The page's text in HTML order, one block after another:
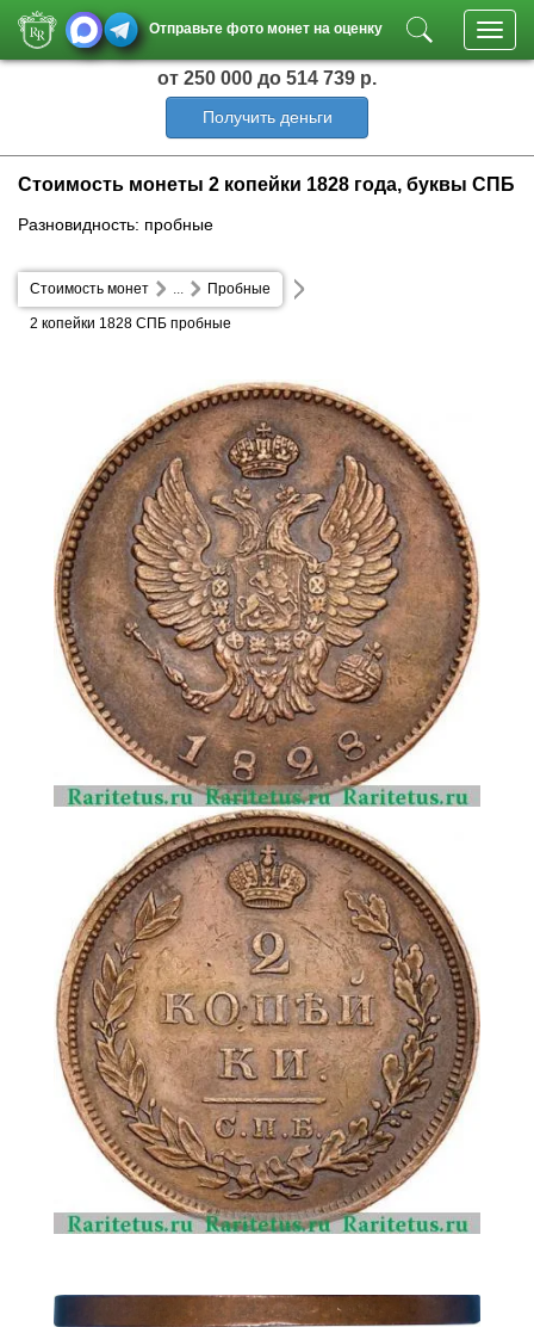
Отправьте фото монет на оценку
от 250 000 до 514 739 р.
Получить деньги
Стоимость монеты 2 копейки 1828 года, буквы СПБ
Разновидность: пробные
Стоимость монет Пробные
...
2 копейки 1828 СПБ пробные